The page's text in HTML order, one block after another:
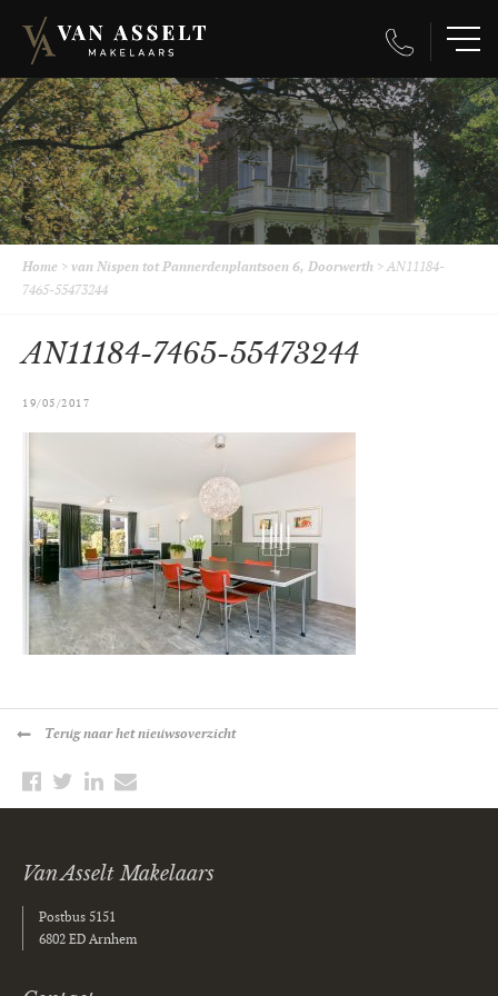
Home > van Nispen tot Pannerdenplantsoen 6, Doorwerth >AN11184-
7465-55473244
AN11184-7465-55473244
19/05/2017
Terugnaar het nieuwsoverzicht
Van Asselt Makelaars
Postbus 5151
6802 ED Arnhem